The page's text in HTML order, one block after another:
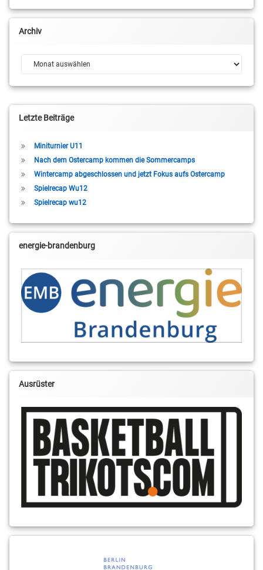
Archiv
Archiv
Letzte Beiträge
Miniturnier U11
Nach dem Ostercamp kommen die Sommercamps
Wintercamp abgeschlossen und jetzt Fokus aufs Ostercamp
Spielrecap Wu12
Spielrecap wu12
energie-brandenburg
Ausrüster